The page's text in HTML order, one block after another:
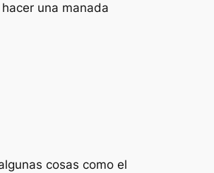
una manada
cosas como el